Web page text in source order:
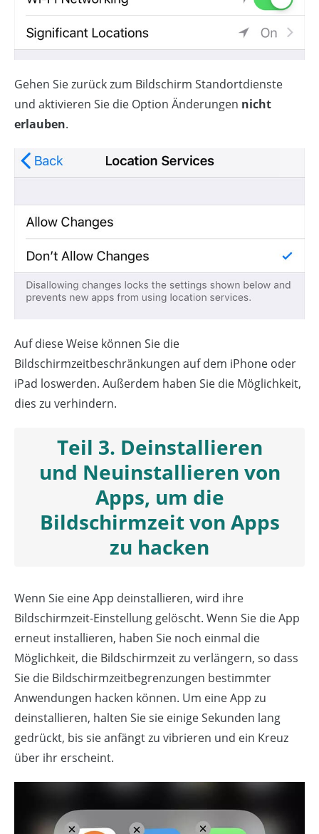
Gehen Sie zurück zum Bildschirm Standortdienste
und aktivieren Sie die Option Änderungen nicht
erlauben.
Auf diese Weise können Sie die
Bildschirmzeitbeschränkungen auf dem iPhone oder
iPad loswerden. Außerdem haben Sie die Möglichkeit,
dies zu verhindern.
Teil 3. Deinstallieren
und Neuinstallieren von
Apps, um die
Bildschirmzeit von Apps
zu hacken
Wenn Sie eine App deinstallieren, wird ihre
Bildschirmzeit-Einstellung gelöscht. Wenn Sie die App
erneut installieren, haben Sie noch einmal die
Möglichkeit, die Bildschirmzeit zu verlängern, so dass
Sie die Bildschirmzeitbegrenzungen bestimmter
Anwendungen hacken können. Um eine App zu
deinstallieren, halten Sie sie einige Sekunden lang
gedrückt, bis sie anfängt zu vibrieren und ein Kreuz
über ihr erscheint.